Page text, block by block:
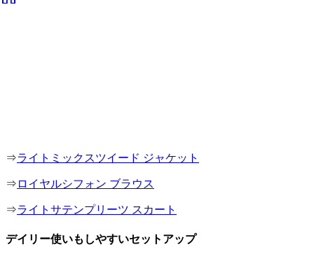
⇒ライトミックスツイード ジャケット
⇒ ロイヤルシフォン ブラウス
⇒ライトサテンプリーツ スカート
デイリー使いもしやすいセットアップ